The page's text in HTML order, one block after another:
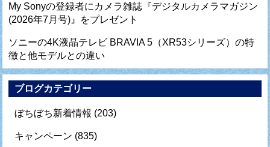
My Sonyの登録者にカメラ雑誌『デジタルカメラマガジン
(2026年7月号)』をプレゼント
ソニーの4K液晶テレビ BRAVIA 5（XR53シリーズ）の特
徴と他モデルとの違い
ブログカテゴリー
ぼちぼち新着情報 (203)
キャンペーン (835)